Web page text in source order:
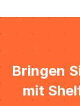
Bringen
mit